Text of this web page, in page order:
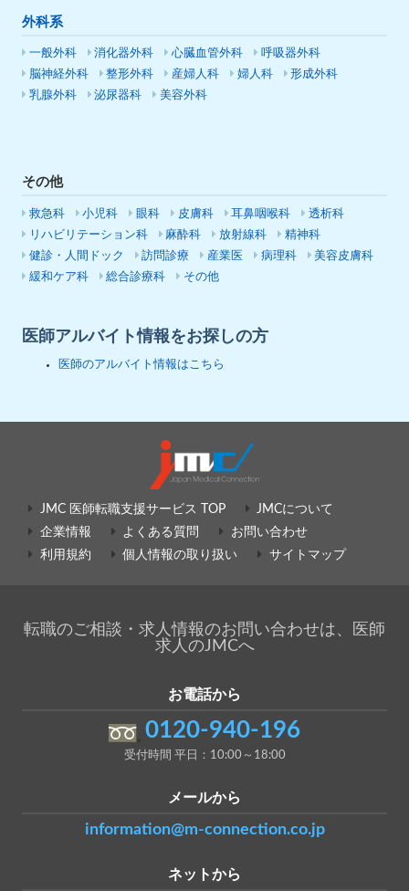
外科系
一般外科 消化器外科 心臓血管外科
呼吸器外科
脳神経外科
整形外科 産婦人科 婦人科
形成外科
乳腺外科
泌尿器科 美容外科
その他
救急科 小児科 眼科 皮膚科 耳鼻咽喉科
透析科
リハビリテーション科
麻酔科 放射線科
精神科
健診・人間ドック
訪問診療 産業医 病理科
美容皮膚科
緩和ケア科
総合診療科 その他
医師アルバイト情報をお探しの方
医師のアルバイト情報はこちら
JMC 医師転職支援サービス TOP
JMCについて
企業情報
よくある質問
お問い合わせ
利用規約
個人情報の取り扱い サイトマップ
転職のご相談・求人情報のお問い合わせは、医師
求人のJMCへ
お電話から
0120-940-196
受付時間 平日：10:00～18:00
メールから
information@m-connection.co.jp
ネットから